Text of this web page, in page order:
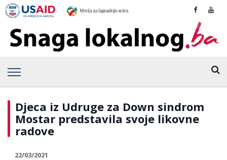
Djeca iz Udruge za Down sindrom
Mostar predstavila svoje likovne
radove
22/03/2021